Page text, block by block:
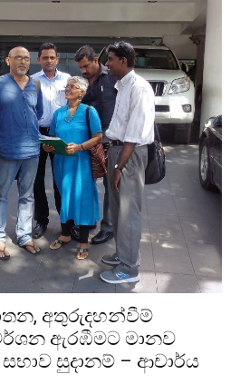
අතුරුදහන්වීම්
ඇරඹීමට මානව
සුදානම් – ආචාර්ය